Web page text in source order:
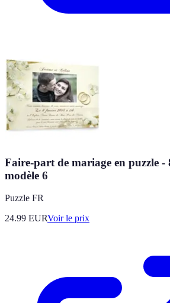
Faire-part de mariage en puzzle -
modèle 6
Puzzle FR
24.99 EURVoir le prix